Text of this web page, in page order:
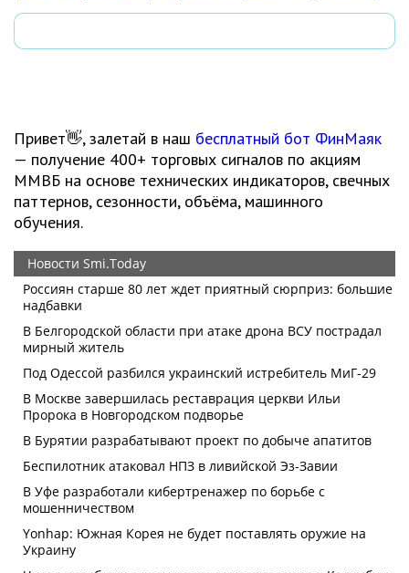
Привет👋, залетай в наш бесплатный бот ФинМаяк
— получение 400+ торговых сигналов по акциям
ММВБ на основе технических индикаторов, свечных
паттернов, сезонности, объёма, машинного
обучения.